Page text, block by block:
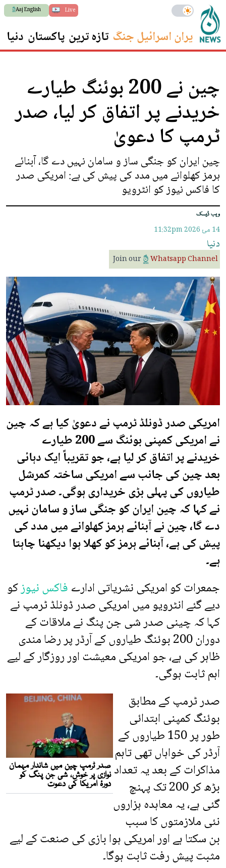
Live
Aaj English
ایران اسرائیل جنگ تازہ ترین پاکستان دنیا
چین نے 200 بوئنگ طیارے
خریدنے پر اتفاق کر لیا، صدر
ٹرمپ کا دعویٰ
چین ایران کو جنگی ساز و سامان نہیں دے گا، آبنائے
ہرمز کھلوانے میں مدد کی پیش کی ہے: امریکی صدر
کا فاکس نیوز کو انٹرویو
ویب ڈیسک
14 مئ 2026 11:32pm
دنیا
Join our Whatsapp Channel
امریکی صدر ڈونلڈ ٹرمپ نے دعویٰ کیا ہے کہ چین
نے امریکی کمپنی بوئنگ سے 200 طیارے
خریدنے پر اتفاق کر لیا ہے، جو تقریباً ایک دہائی
بعد چین کی جانب سے امریکی ساختہ کمرشل
طیاروں کی پہلی بڑی خریداری ہوگی۔ صدر ٹرمپ
نے کہا کہ چین ایران کو جنگی ساز و سامان نہیں
دے گا، چین نے آبنائے ہرمز کھلوانے میں مدد کی
پیش کی ہے، آبنائے ہرمز کو کھلا ہوا دیکھنا چاہتا
ہے۔
جمعرات کو امریکی نشریاتی ادارےفاکس نیوزکو
دیے گئے انٹرویو میں امریکی صدر ڈونلڈ ٹرمپ نے
کہا کہ چینی صدر شی جن پنگ نے ملاقات کے
دوران 200 بوئنگ طیاروں کے آرڈر پر رضا مندی
ظاہر کی ہے، جو امریکی معیشت اور روزگار کے لیے
اہم ثابت ہوگی۔
صدر ٹرمپ کے مطابق
بوئنگ کمپنی ابتدائی
طور پر 150 طیاروں کے
آرڈر کی خواہاں تھی تاہم
مذاکرات کے بعد یہ تعداد
بڑھ کر 200 تک پہنچ
گئی ہے، یہ معاہدہ ہزاروں
نئی ملازمتوں کا سبب
بن سکتا ہے اور امریکی ہوا بازی کی صنعت کے لیے
مثبت پیش رفت ثابت ہوگا۔